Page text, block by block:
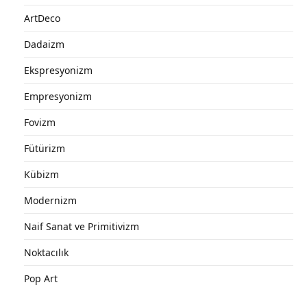
ArtDeco
Dadaizm
Ekspresyonizm
Empresyonizm
Fovizm
Fütürizm
Kübizm
Modernizm
Naif Sanat ve Primitivizm
Noktacılık
Pop Art